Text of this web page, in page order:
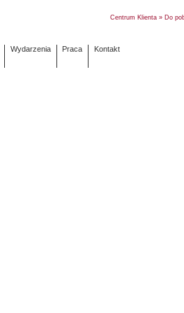
Centrum Klienta » Do
Wydarzenia Praca Kontakt